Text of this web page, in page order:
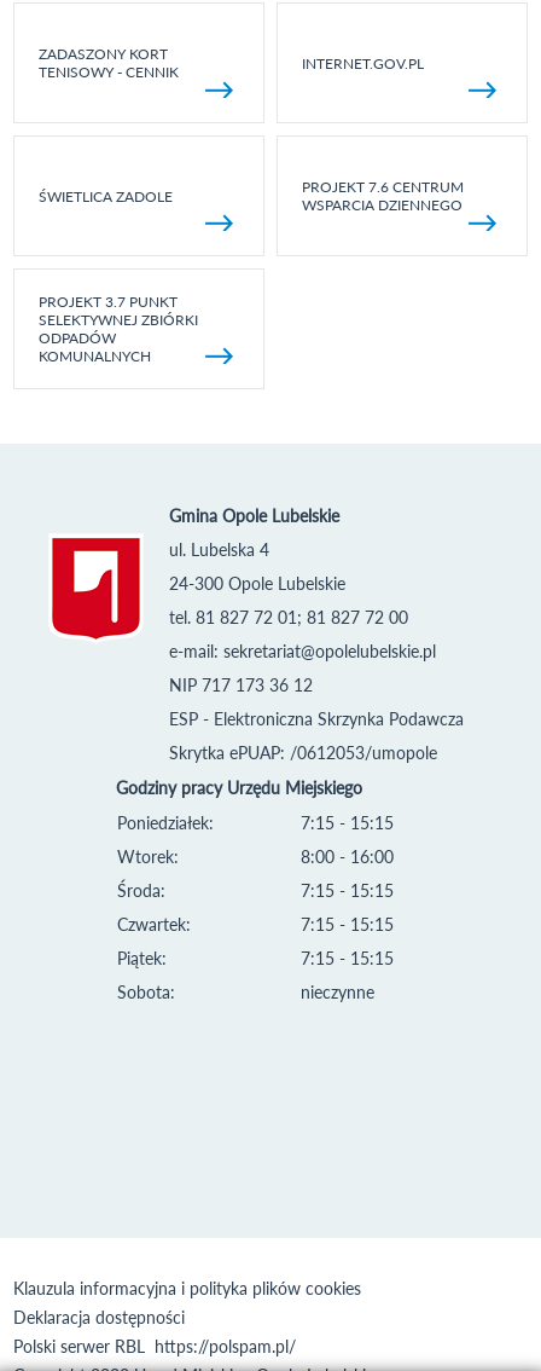
ZADASZONY KORT
TENISOWY - CENNIK
INTERNET.GOV.PL
ŚWIETLICA ZADOLE
PROJEKT 7.6 CENTRUM
WSPARCIA DZIENNEGO
PROJEKT 3.7 PUNKT
SELEKTYWNEJ ZBIÓRKI
ODPADÓW
KOMUNALNYCH
Gmina Opole Lubelskie
ul. Lubelska 4
24-300 Opole Lubelskie
tel. 81 827 72 01; 81 827 72 00
e-mail: sekretariat@opolelubelskie.pl
NIP 717 173 36 12
ESP - Elektroniczna Skrzynka Podawcza
Skrytka ePUAP: /0612053/umopole
Godziny pracy Urzędu Miejskiego
Poniedziałek:
Wtorek:
Środa:
Czwartek:
Piątek:
Sobota:
7:15 - 15:15
8:00 - 16:00
7:15 - 15:15
7:15 - 15:15
7:15 - 15:15
nieczynne
Klauzula informacyjna i polityka plików cookies
Deklaracja dostępności
Polski serwer RBL https://polspam.pl/